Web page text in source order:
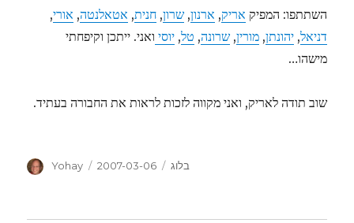
השתתפו: המפיק אריק, ארנון,שרון,חנית, אטאלנטה, אורי,
דניאל,יהונתן,מורין,שרונה, טל,יוסי ואני. ייתכן וקיפחתי
מישהו…
שוב תודה לאריק, ואני מקווה לזכות לראות את החבורה בעתיד.
Author
Yohay
Posted
2007-03-06 Categories
בלוג